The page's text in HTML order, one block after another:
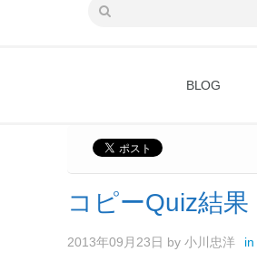
BLOG
コピーQuiz結果
2013年09月23日 by 小川忠洋 in